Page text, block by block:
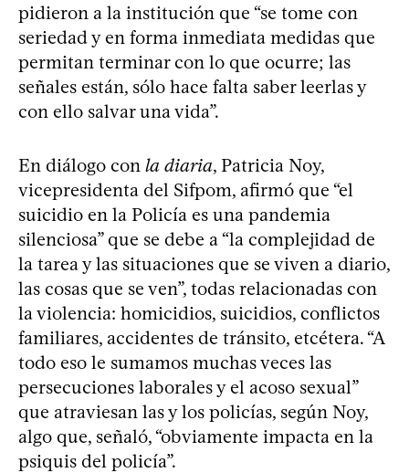
pidieron a la institución que “se tome con
seriedad y en forma inmediata medidas que
permitan terminar con lo que ocurre; las
señales están, sólo hace falta saber leerlas y
con ello salvar una vida”.
En diálogo con la diaria, Patricia Noy,
vicepresidenta del Sifpom, afirmó que “el
suicidio en la Policía es una pandemia
silenciosa” que se debe a “la complejidad de
la tarea y las situaciones que se viven a diario,
las cosas que se ven”, todas relacionadas con
la violencia: homicidios, suicidios, conflictos
familiares, accidentes de tránsito, etcétera. “A
todo eso le sumamos muchas veces las
persecuciones laborales y el acoso sexual”
que atraviesan las y los policías, según Noy,
algo que, señaló, “obviamente impacta en la
psiquis del policía”.